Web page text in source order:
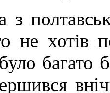
з
не хотів
багато